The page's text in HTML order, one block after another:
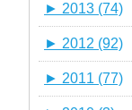
► 2013 (74)
► 2012 (92)
► 2011 (77)